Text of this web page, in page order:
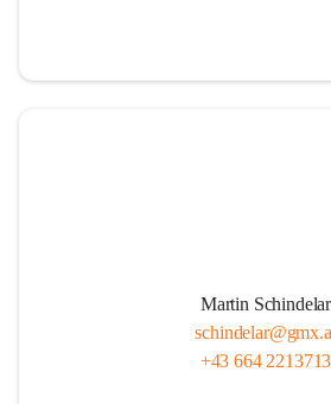
Martin Schindelar
+43 664 2213713